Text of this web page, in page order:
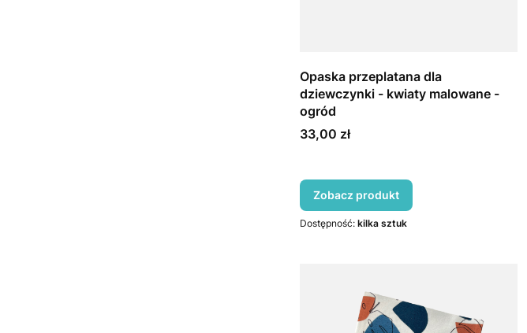
Opaska przeplatana dla
dziewczynki - kwiaty malowane -
ogród
Cena
33,00 zł
Zobacz produkt
Dostępność: kilka sztuk